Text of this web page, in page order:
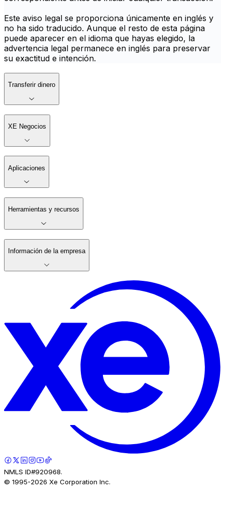
Este aviso legal se proporciona únicamente en inglés y
no ha sido traducido. Aunque el resto de esta página
puede aparecer en el idioma que hayas elegido, la
advertencia legal permanece en inglés para preservar
su exactitud e intención.
Transferir dinero
XE Negocios
Aplicaciones
Herramientas y recursos
Información de la empresa
NMLS ID#920968.
© 1995-2026 Xe Corporation Inc.